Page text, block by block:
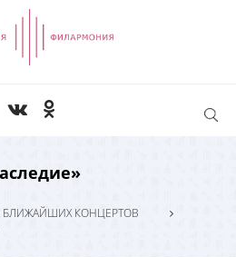
КОНЦЕРТОВ